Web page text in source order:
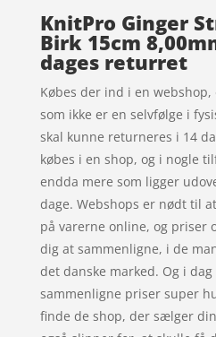
KnitPro Ginger
Birk 15cm
dages returret
Købes der ind i en
som ikke er en selvfølge i
skal kunne returneres i 14
købes i en shop, og i nogle
endda mere som ligger
dage. Webshops er nødt til
på varerne online, og priser
dig at sammenligne, i de
det danske marked. Og i
sammenligne priser super
finde de shop, der sælger